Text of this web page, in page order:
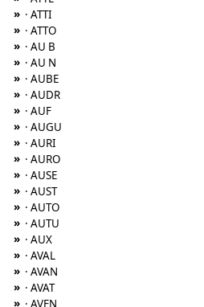
» · ATTI
» · ATTO
» · AU B
» · AU N
» · AUBE
» · AUDR
» · AUF
» · AUGU
» · AURI
» · AURO
» · AUSE
» · AUST
» · AUTO
» · AUTU
» · AUX
» · AVAL
» · AVAN
» · AVAT
» · AVEN